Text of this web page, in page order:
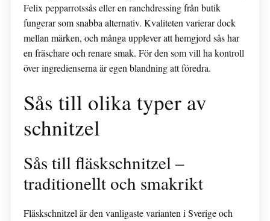
Felix pepparrotssås eller en ranchdressing från butik
fungerar som snabba alternativ. Kvaliteten varierar dock
mellan märken, och många upplever att hemgjord sås har
en fräschare och renare smak. För den som vill ha kontroll
över ingredienserna är egen blandning att föredra.
Sås till olika typer av
schnitzel
Sås till fläskschnitzel –
traditionellt och smakrikt
Fläskschnitzel är den vanligaste varianten i Sverige och